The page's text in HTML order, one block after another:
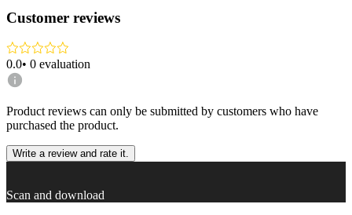
Customer reviews
0.0• 0 evaluation
Product reviews can only be submitted by customers who have
purchased the product.
Write a review and rate it.
Scan and download